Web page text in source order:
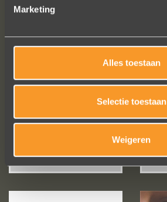
Marketing
Alles toestaan
Selectie toestaan
Weigeren
€ 50,-